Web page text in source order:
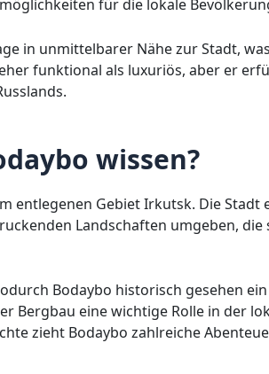
für die lokale
in unmittelbarer Nähe zur Stadt,
funktional als luxuriös, aber er
wissen?
entlegenen Gebiet Irkutsk. Die Stadt
Landschaften umgeben, die
Bodaybo historisch gesehen
Bergbau eine wichtige Rolle in der
zieht Bodaybo zahlreiche